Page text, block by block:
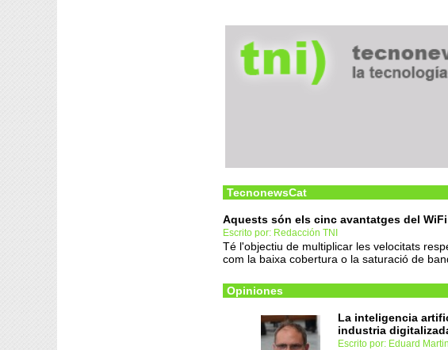
TecnonewsCat
Aquests són els cinc avantatges del
Escrito por: Redacción TNI
Té l'objectiu de multiplicar les velocitats
com la baixa cobertura o la saturació de
Opiniones
La inteligencia
industria
Escrito por: Eduard